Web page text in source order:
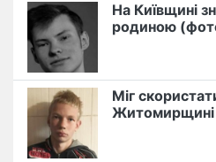
На Київщині
родиною
Міг
Житомирщині